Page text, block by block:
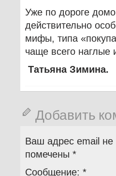
Уже по дороге
действительно
мифы, типа
чаще всего наглые
Татьяна Зимина.
Добавить
Ваш адрес email не
помечены *
Сообщение: *